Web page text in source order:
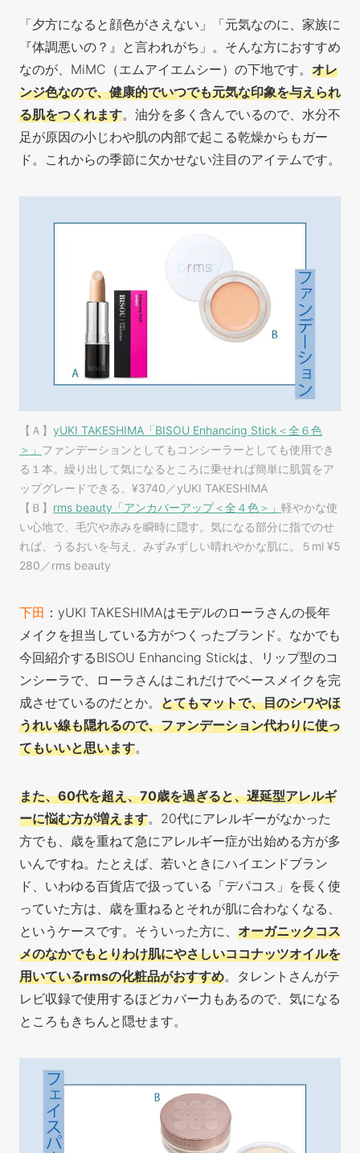
「夕方になると顔色がさえない」「元気なのに、家族に
『体調悪いの？』と言われがち」。そんな方におすすめ
なのが、MiMC（エムアイエムシー）の下地です。 オレ
ンジ色なので、健康的でいつでも元気な印象を与えられ
る肌をつくれます。油分を多く含んでいるので、水分不
足が原因の小じわや肌の内部で起こる乾燥からもガー
ド。これからの季節に欠かせない注目のアイテムです。
【Ａ】 yUKI TAKESHIMA「BISOU Enhancing Stick＜全６色
＞」 ファンデーションとしてもコンシーラーとしても使用でき
る１本。繰り出して気になるところに乗せれば簡単に肌質をア
ップグレードできる。¥3740／yUKI TAKESHIMA
【Ｂ】 rms beauty「アンカバーアップ＜全４色＞」 軽やかな使
い心地で、毛穴や赤みを瞬時に隠す。気になる部分に指でのせ
れば、うるおいを与え、みずみずしい晴れやかな肌に。５ml ¥5
280／rms beauty
下田 ：yUKI TAKESHIMAはモデルのローラさんの長年
メイクを担当している方がつくったブランド。なかでも
今回紹介するBISOU Enhancing Stickは、リップ型のコ
ンシーラで、ローラさんはこれだけでベースメイクを完
成させているのだとか。 とてもマットで、目のシワやほ
うれい線も隠れるので、ファンデーション代わりに使っ
てもいいと思います。
また、60代を超え、70歳を過ぎると、遅延型アレルギ
ーに悩む方が増えます。20代にアレルギーがなかった
方でも、歳を重ねて急にアレルギー症が出始める方が多
いんですね。たとえば、若いときにハイエンドブラン
ド、いわゆる百貨店で扱っている「デパコス」を長く使
っていた方は、歳を重ねるとそれが肌に合わなくなる、
というケースです。そういった方に、 オーガニックコス
メのなかでもとりわけ肌にやさしいココナッツオイルを
用いているrmsの化粧品がおすすめ。タレントさんがテ
レビ収録で使用するほどカバー力もあるので、気になる
ところもきちんと隠せます。